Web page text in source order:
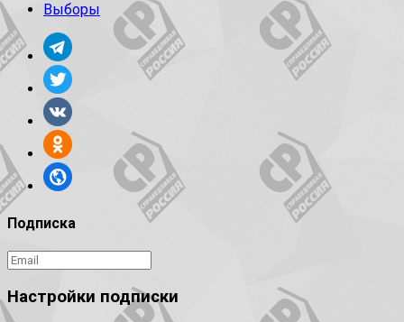
Выборы
Подписка
Настройки подписки